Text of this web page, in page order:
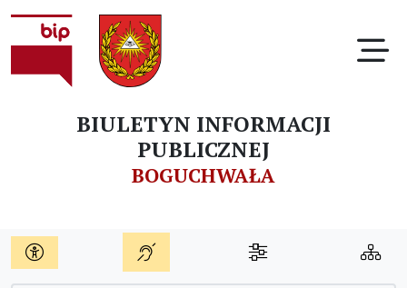
BIULETYN INFORMACJI
PUBLICZNEJ
BOGUCHWAŁA